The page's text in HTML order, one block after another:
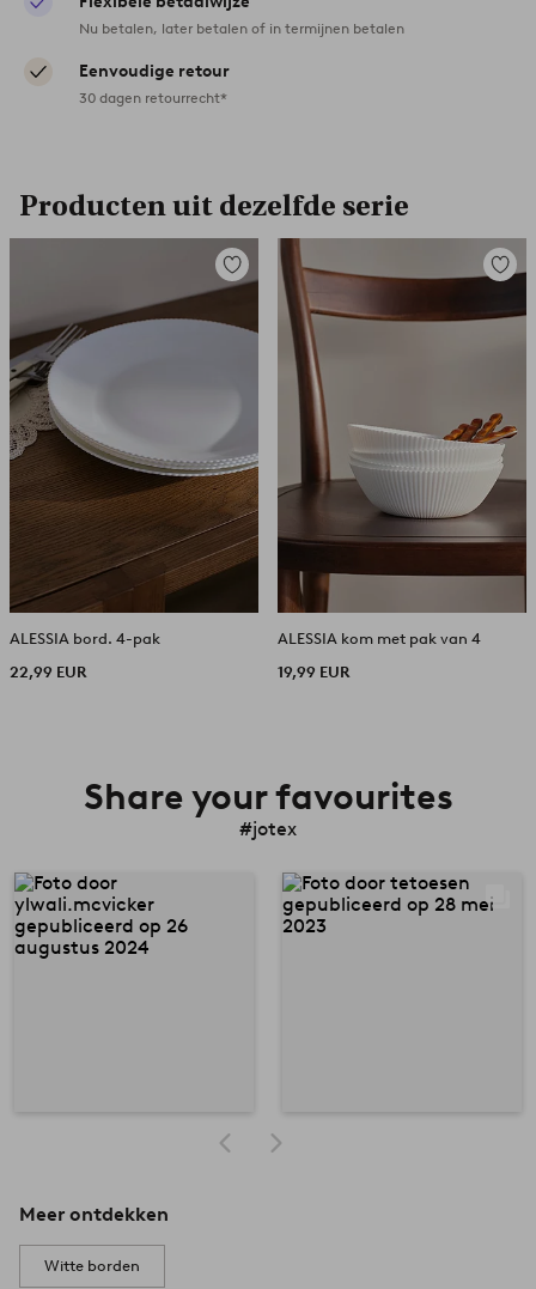
Nu betalen, later betalen of in termijnen betalen
Eenvoudige retour
30 dagen retourrecht*
Producten uit dezelfde serie
Toevoegen
aan
favorieten
ALESSIA bord. 4-pak
22,99 EUR
ALESSIA kom met pak van 4
19,99 EUR
Share your favourites
#jotex
Meer ontdekken
Witte borden